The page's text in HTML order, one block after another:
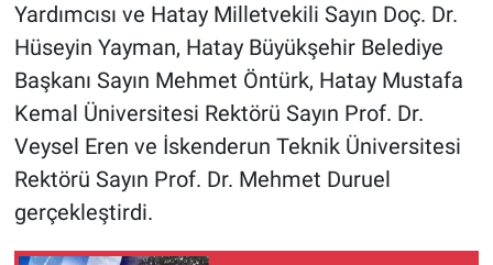
Yardımcısı ve Hatay Milletvekili Sayın Doç. Dr.
Hüseyin Yayman, Hatay Büyükşehir Belediye
Başkanı Sayın Mehmet Öntürk, Hatay Mustafa
Kemal Üniversitesi Rektörü Sayın Prof. Dr.
Veysel Eren ve İskenderun Teknik Üniversitesi
Rektörü Sayın Prof. Dr. Mehmet Duruel
gerçekleştirdi.